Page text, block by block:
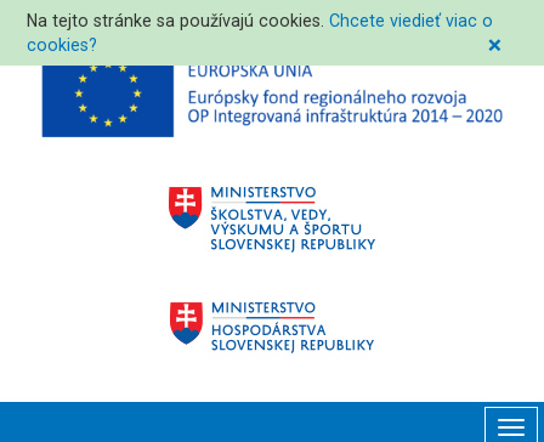
Na tejto stránke sa používajú cookies.Chcete viedieť viac o
cookies?
❌